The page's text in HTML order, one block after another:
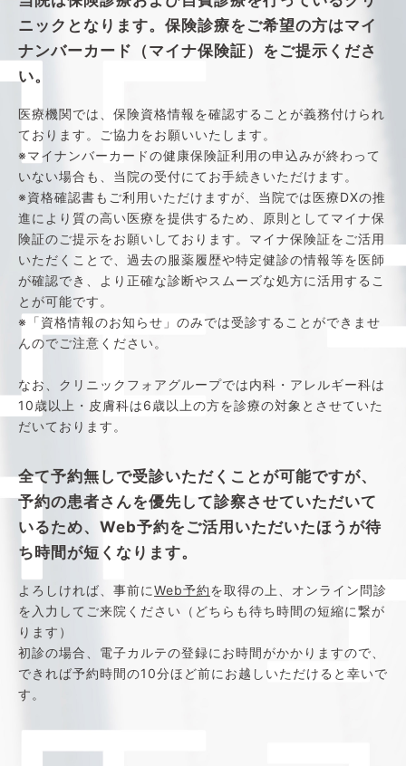
ニックとなります。保険診療をご希望の方はマイ
ナンバーカード（マイナ保険証）をご提示くださ
い。
医療機関では、保険資格情報を確認することが義務付けられ
ております。ご協力をお願いいたします。
※マイナンバーカードの健康保険証利用の申込みが終わって
いない場合も、当院の受付にてお手続きいただけます。
※資格確認書もご利用いただけますが、当院では医療DXの推
進により質の高い医療を提供するため、原則としてマイナ保
険証のご提示をお願いしております。マイナ保険証をご活用
いただくことで、過去の服薬履歴や特定健診の情報等を医師
が確認でき、より正確な診断やスムーズな処方に活用するこ
とが可能です。
※「資格情報のお知らせ」のみでは受診することができませ
んのでご注意ください。
なお、クリニックフォアグループでは内科・アレルギー科は
10歳以上・皮膚科は6歳以上の方を診療の対象とさせていた
だいております。
全て予約無しで受診いただくことが可能ですが、
予約の患者さんを優先して診察させていただいて
いるため、Web予約をご活用いただいたほうが待
ち時間が短くなります。
よろしければ、事前にWeb予約を取得の上、オンライン問診
を入力してご来院ください（どちらも待ち時間の短縮に繋が
ります）
初診の場合、電子カルテの登録にお時間がかかりますので、
できれば予約時間の10分ほど前にお越しいただけると幸いで
す。